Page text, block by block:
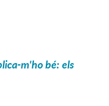
m'ho bé: els